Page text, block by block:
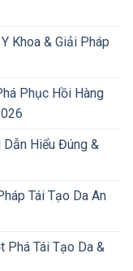
Khoa & Giải Pháp
Phục Hồi Hàng
Dẫn Hiểu Đúng &
Tái Tạo Da An
Phá Tái Tạo Da &